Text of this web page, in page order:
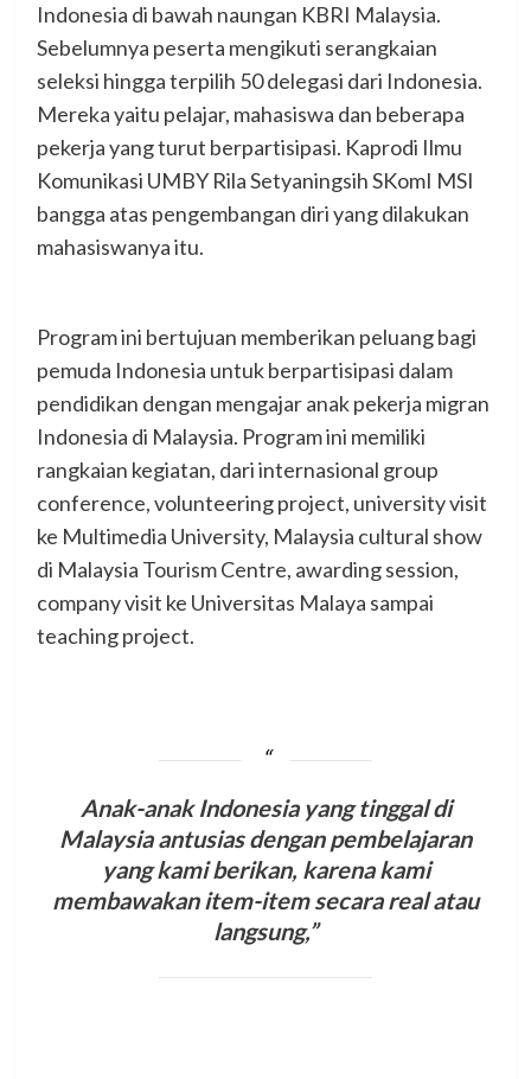
Indonesia di bawah naungan KBRI Malaysia.
Sebelumnya peserta mengikuti serangkaian
seleksi hingga terpilih 50 delegasi dari Indonesia.
Mereka yaitu pelajar, mahasiswa dan beberapa
pekerja yang turut berpartisipasi. Kaprodi Ilmu
Komunikasi UMBY Rila Setyaningsih SKomI MSI
bangga atas pengembangan diri yang dilakukan
mahasiswanya itu.
Program ini bertujuan memberikan peluang bagi
pemuda Indonesia untuk berpartisipasi dalam
pendidikan dengan mengajar anak pekerja migran
Indonesia di Malaysia. Program ini memiliki
rangkaian kegiatan, dari internasional group
conference, volunteering project, university visit
ke Multimedia University, Malaysia cultural show
di Malaysia Tourism Centre, awarding session,
company visit ke Universitas Malaya sampai
teaching project.
Anak-anak Indonesia yang tinggal di
Malaysia antusias dengan pembelajaran
yang kami berikan, karena kami
membawakan item-item secara real atau
langsung,”